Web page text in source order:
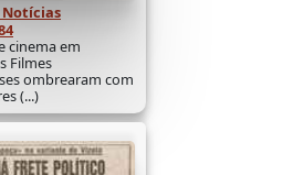
Notícias
cinema em
Filmes
ombrearam com
(...)